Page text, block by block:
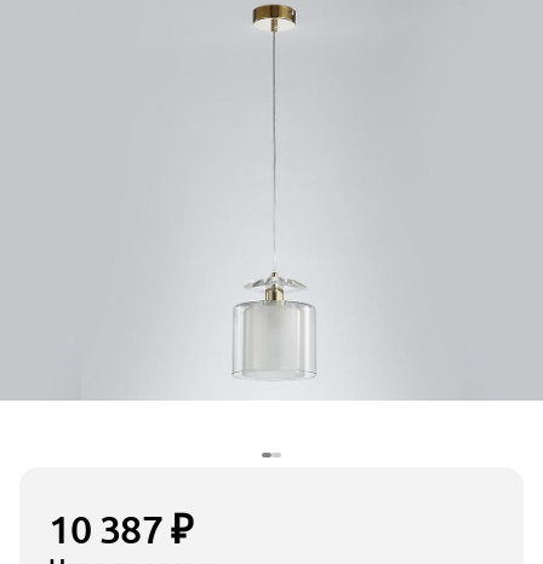
10 387 ₽